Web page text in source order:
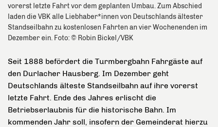
vorerst letzte Fahrt vor dem geplanten Umbau. Zum Abschied
laden die VBK alle Liebhaber*innen von Deutschlands ältester
Standseilbahn zu kostenlosen Fahrten an vier Wochenenden im
Dezember ein. Foto: © Robin Bickel/VBK
Seit 1888 befördert die Turmbergbahn Fahrgäste auf
den Durlacher Hausberg. Im Dezember geht
Deutschlands älteste Standseilbahn auf ihre vorerst
letzte Fahrt. Ende des Jahres erlischt die
Betriebserlaubnis für die historische Bahn. Im
kommenden Jahr soll, insofern der Gemeinderat hierzu